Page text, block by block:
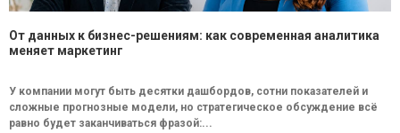
От данных к бизнес-решениям: как современная аналитика
меняет маркетинг
У компании могут быть десятки дашбордов, сотни показателей и
сложные прогнозные модели, но стратегическое обсуждение всё
равно будет заканчиваться фразой:...